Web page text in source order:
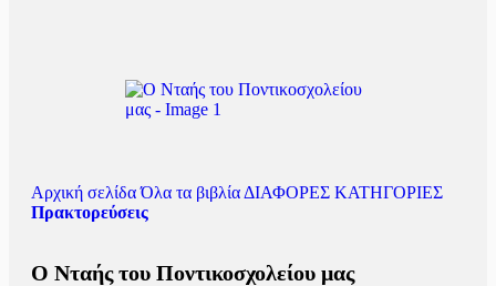
Αρχική σελίδαΌλα τα βιβλία ΔΙΑΦΟΡΕΣ ΚΑΤΗΓΟΡΙΕΣ
Πρακτoρεύσεις
Ο Νταής του Ποντικοσχολείου μας